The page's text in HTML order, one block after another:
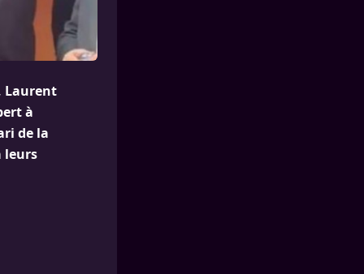
Laurent
à
de la
leurs